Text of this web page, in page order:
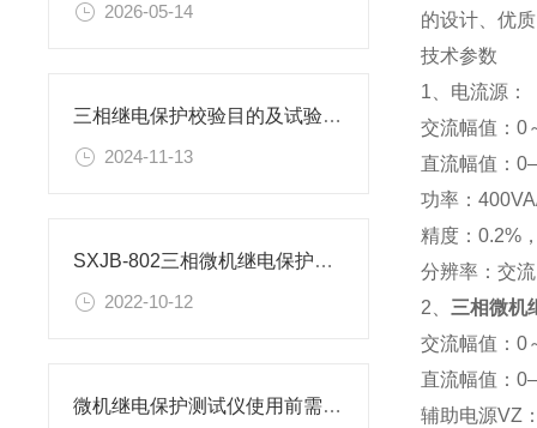
2026-05-14
三相继电保护校验目的及试验操作步骤
2024-11-13
SXJB-802三相微机继电保护测试仪的运用范围
2022-10-12
微机继电保护测试仪使用前需要做哪些调试工作
的设计、优
技术参数
1、电流源：
交流幅值：0
直流幅值：
功率：
精度：0.2%
分辨率：交
2、 三相微机
交流幅值：0
直流幅值：
辅助电源VZ